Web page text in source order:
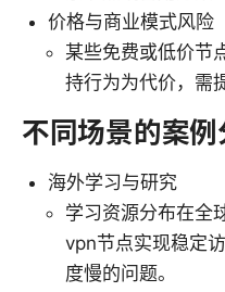
价格与商业模式风险
某些免费或低价节
持行为为代价，需
不同场景的案例
海外学习与研究
学习资源分布在全
vpn节点实现稳定
度慢的问题。